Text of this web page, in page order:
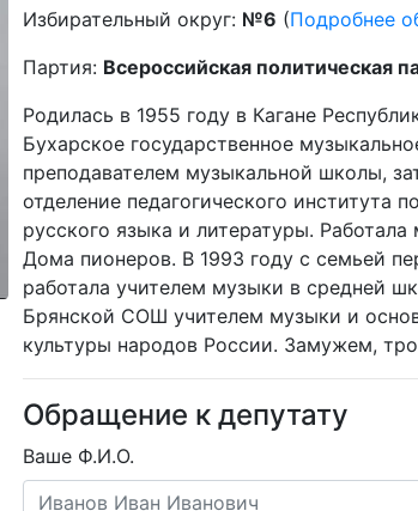
Избирательный округ: №6 (Подробнее
Партия: Всероссийская
Родилась в 1955 году в Кагане
Бухарское государственное
преподавателем музыкальной школы,
отделение педагогического института
русского языка и литературы.
Дома пионеров. В 1993 году с семьей
работала учителем музыки в средней
Брянской СОШ учителем музыки и
культуры народов России. Замужем,
Обращение к депутату
Ваше Ф.И.О.